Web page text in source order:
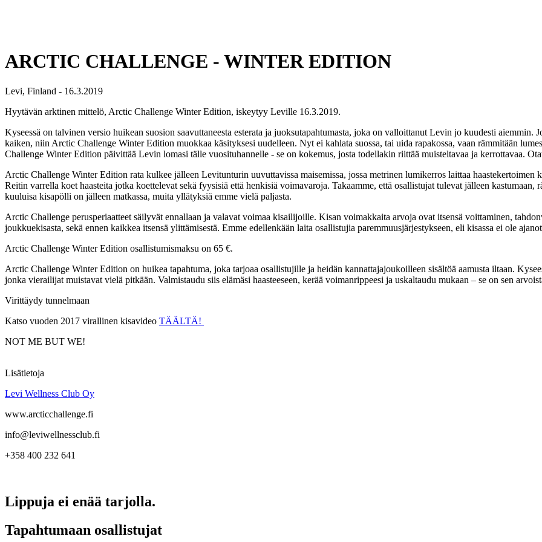
ARCTIC CHALLENGE - WINTER EDITION
Levi, Finland - 16.3.2019
Hyytävän arktinen mittelö, Arctic Challenge Winter Edition, iskeytyy Leville 16.3.2019.
Kyseessä on talvinen versio huikean suosion saavuttaneesta esterata ja juoksutapahtumasta, joka on valloittanut Levin jo kuudesti aiemmin.
kaiken, niin Arctic Challenge Winter Edition muokkaa käsityksesi uudelleen. Nyt ei kahlata suossa, tai uida rapakossa, vaan rämmitään
Challenge Winter Edition päivittää Levin lomasi tälle vuosituhannelle - se on kokemus, josta todellakin riittää muisteltavaa ja kerrottavaa.
Arctic Challenge Winter Edition rata kulkee jälleen Levitunturin uuvuttavissa maisemissa, jossa metrinen lumikerros laittaa
Reitin varrella koet haasteita jotka koettelevat sekä fyysisiä että henkisiä voimavaroja. Takaamme, että osallistujat tulevat jälleen kastumaan,
kuuluisa kisapölli on jälleen matkassa, muita yllätyksiä emme vielä paljasta.
Arctic Challenge perusperiaatteet säilyvät ennallaan ja valavat voimaa kisailijoille. Kisan voimakkaita arvoja ovat itsensä voittaminen,
joukkuekisasta, sekä ennen kaikkea itsensä ylittämisestä. Emme edellenkään laita osallistujia paremmuusjärjestykseen, eli kisassa ei ole
Arctic Challenge Winter Edition osallistumismaksu on 65 €.
Arctic Challenge Winter Edition on huikea tapahtuma, joka tarjoaa osallistujille ja heidän kannattajajoukoilleen sisältöä aamusta iltaan.
jonka vierailijat muistavat vielä pitkään. Valmistaudu siis elämäsi haasteeseen, kerää voimanrippeesi ja uskaltaudu mukaan – se on sen
Virittäydy tunnelmaan
Katso vuoden 2017 virallinen kisavideo TÄÄLTÄ!
NOT ME BUT WE!
Lisätietoja
Levi Wellness Club Oy
www.arcticchallenge.fi
info@leviwellnessclub.fi
+358 400 232 641
Lippuja ei enää tarjolla.
Tapahtumaan osallistujat